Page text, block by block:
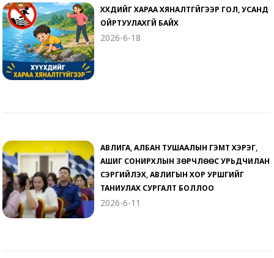
ХҮҮХДИЙГ ХАРАА ХЯНАЛТГҮЙГЭЭР ГОЛ, УСАНД
ОЙРТУУЛАХГҮЙ БАЙХ
2026-6-18
АВЛИГА, АЛБАН ТУШААЛЫН ГЭМТ ХЭРЭГ,
АШИГ СОНИРХЛЫН ЗӨРЧЛӨӨС УРЬДЧИЛАН
СЭРГИЙЛЭХ, АВЛИГЫН ХОР УРШГИЙГ
ТАНИУЛАХ СУРГАЛТ БОЛЛОО
2026-6-11